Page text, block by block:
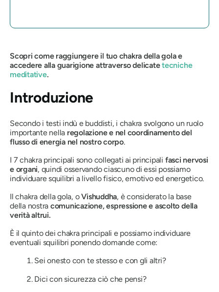
Scopri come raggiungere il tuo chakra della gola e
accedere alla guarigione attraverso delicatetecniche
meditative.
Introduzione
Secondo i testi indù e buddisti, i chakra svolgono un ruolo
importante nella regolazione e nel coordinamento del
flusso di energia nel nostro corpo.
I 7 chakra principali sono collegati ai principali fasci nervosi
e organi, quindi osservando ciascuno di essi possiamo
individuare squilibri a livello fisico, emotivo ed energetico.
Il chakra della gola, oVishuddha, è considerato la base
della nostra comunicazione, espressione e ascolto della
verità altrui.
È il quinto dei chakra principali e possiamo individuare
eventuali squilibri ponendo domande come:
Sei onesto con te stesso e con gli altri?
Dici con sicurezza ciò che pensi?